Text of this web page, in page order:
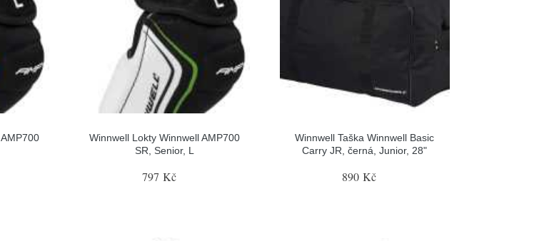
Winnwell Lokty Winnwell AMP700
SR, Senior, L
797 Kč
Winnwell Taška Winnwell Basic
Carry JR, černá, Junior, 28"
890 Kč